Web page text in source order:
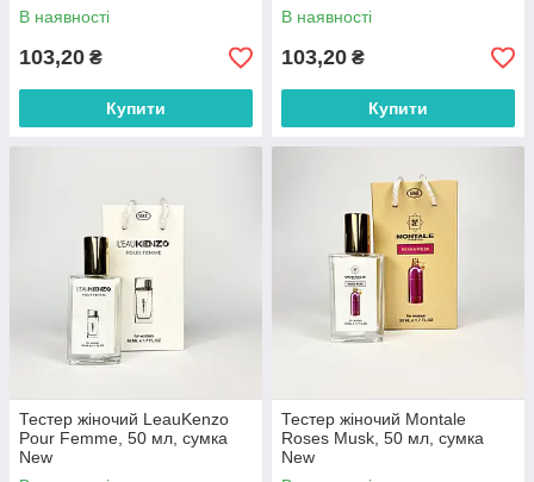
В наявності
103,20 ₴
Купити
В наявності
103,20 ₴
Купити
Тестер жіночий LeauKenzo
Pour Femme, 50 мл, сумка
New
Тестер жіночий Montale
Roses Musk, 50 мл, сумка
New